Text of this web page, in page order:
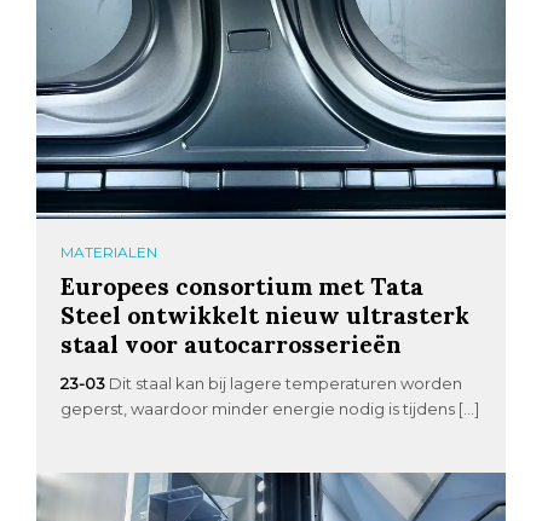
MATERIALEN
Europees consortium met Tata
Steel ontwikkelt nieuw ultrasterk
staal voor autocarrosserieën
23-03 Dit staal kan bij lagere temperaturen worden
geperst, waardoor minder energie nodig is tijdens […]